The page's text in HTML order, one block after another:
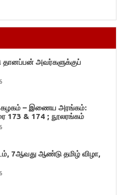
தானப்பன் அவர்களுக்குப்
கழகம் – இணைய அரங்கம்:
173 & 174 ; நூலரங்கம்
7ஆவது ஆண்டு தமிழ் விழா,